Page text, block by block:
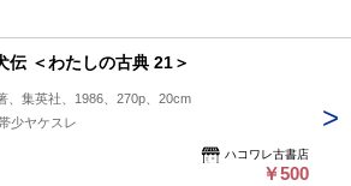
伝 ＜わたしの古典 21＞
、集英社、1986、270p、20cm
少ヤケスレ
ハコワレ古書店
￥500